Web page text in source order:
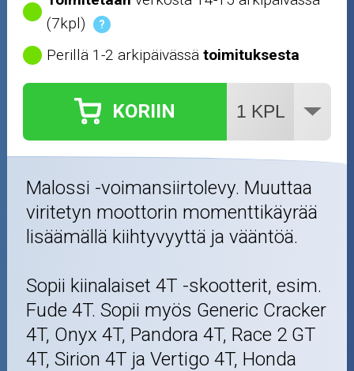
Öljyt ja kemikaalit
Työkalut
Outlet-tuotteet
(7kpl)
?
Perillä 1-2 arkipäivässätoimituksesta
KORIIN
Malossi -voimansiirtolevy. Muuttaa
viritetyn moottorin momenttikäyrää
lisäämällä kiihtyvyyttä ja vääntöä.
Sopii kiinalaiset 4T -skootterit, esim.
Fude 4T. Sopii myös Generic Cracker
4T, Onyx 4T, Pandora 4T, Race 2 GT
4T, Sirion 4T ja Vertigo 4T, Honda